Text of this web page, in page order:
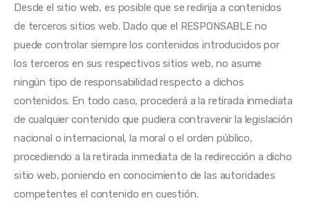
Desde el sitio web, es posible que se redirija a contenidos
de terceros sitios web. Dado que el RESPONSABLE no
puede controlar siempre los contenidos introducidos por
los terceros en sus respectivos sitios web, no asume
ningún tipo de responsabilidad respecto a dichos
contenidos. En todo caso, procederá a la retirada inmediata
de cualquier contenido que pudiera contravenir la legislación
nacional o internacional, la moral o el orden público,
procediendo a la retirada inmediata de la redirección a dicho
sitio web, poniendo en conocimiento de las autoridades
competentes el contenido en cuestión.